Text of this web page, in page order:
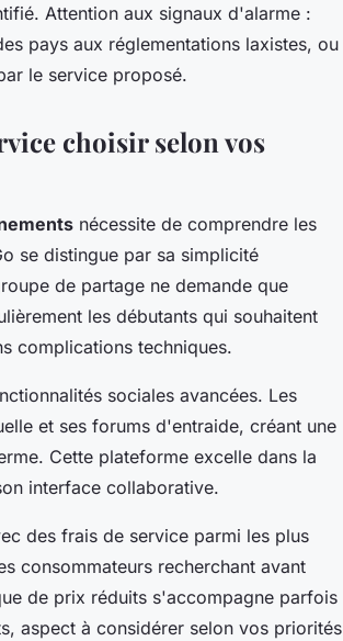
Attention aux signaux d'alarme :
pays aux réglementations laxistes, ou
le service proposé.
choisir selon vos
nécessite de comprendre les
se distingue par sa simplicité
de partage ne demande que
les débutants qui souhaitent
complications techniques.
sociales avancées. Les
et ses forums d'entraide, créant une
Cette plateforme excelle dans la
interface collaborative.
des frais de service parmi les plus
consommateurs recherchant avant
de prix réduits s'accompagne parfois
aspect à considérer selon vos priorités